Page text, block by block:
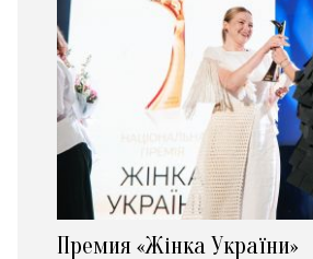
Премия «Жінка України»